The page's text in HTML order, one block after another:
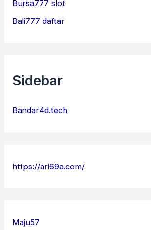
Bursa777 slot
Bali777 daftar
Sidebar
Bandar4d.tech
https://ari69a.com/
Maju57